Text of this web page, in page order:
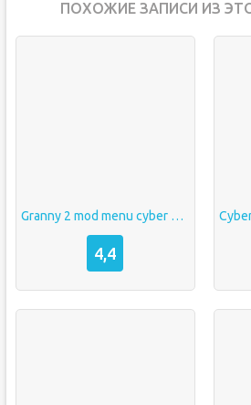
ПОХОЖИЕ ЗАПИСИ ИЗ
Granny 2 mod menu cyber hacker
4,4